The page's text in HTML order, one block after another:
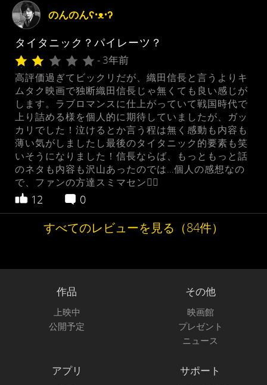
のんのんʕ•ᴥ•ʔ
タイタニック？パイレーツ？
- 3年前
高評価過ぎてビックリだが、織田信長と言うよりキ
ムタク映画で独断織田信長じゃ無くても良い感じが
します。ラブロマンスに仕上がっていて戦国時代で
上り詰める様を個人的に期待していましたが、ガッ
カリでした！泣けるとか言う程は無く感動も内容も
薄い気がしましたし最後のタイタニック的要素も笑
いそうになりました！信長ならば、もっともっと話
のネタも内容も沢山あったのでは…個人の感想なの
で、ファンの方達スミマセン🙇‍♂️
12 0
すべてのレビューを見る（84件）
作品
上映中
公開予定
その他
映画館
プレゼント
ニュース
アプリ サポート